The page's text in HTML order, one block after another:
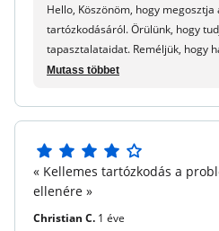
#BOD (169,1 km)
Közel a kereskedelemhez :
Háziállatok engedélyezve :
hetente.
Idegenforgalmi adó (felár
területéről fizetendő, 1,65
gyermekek 18 év alatt.
Hello, Köszönöm, hogy
tartózkodásáról. Örülünk, hogy
tapasztalataidat. Reméljük, hogy
látunk. Nagy nap! Maureen -
Mutass többet
5
csillagból
« Kellemes tartózkodás a
ellenére »
Christian C. 1 éve